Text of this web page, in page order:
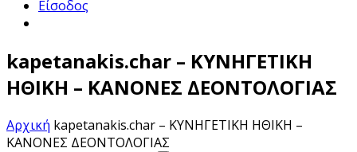
Είσοδος
kapetanakis.char – ΚΥΝΗΓΕΤΙΚΗ
ΗΘΙΚΗ – ΚΑΝΟΝΕΣ ΔΕΟΝΤΟΛΟΓΙΑΣ
Αρχική kapetanakis.char – ΚΥΝΗΓΕΤΙΚΗ ΗΘΙΚΗ –
ΚΑΝΟΝΕΣ ΔΕΟΝΤΟΛΟΓΙΑΣ